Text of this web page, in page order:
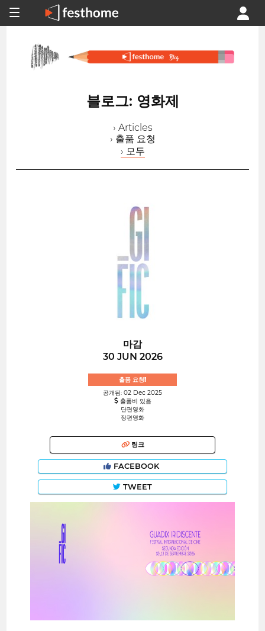
블로그: 영화제
› Articles
› 출품 요청
› 모두
마감
30 JUN 2026
출품 요청!
공개됨: 02 Dec 2025
출품비 있음
단편영화
장편영화
링크
FACEBOOK
TWEET